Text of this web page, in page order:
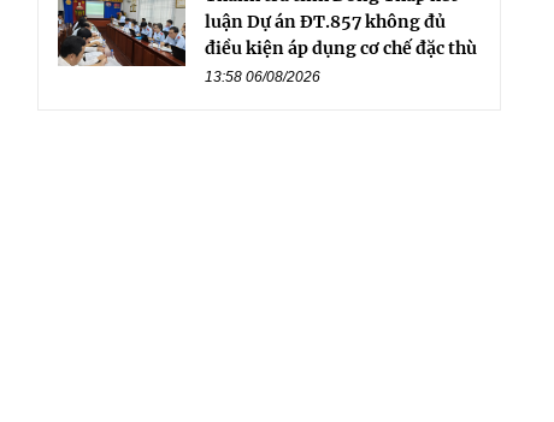
luận Dự án ĐT.857 không đủ
điều kiện áp dụng cơ chế đặc thù
13:58 06/08/2026